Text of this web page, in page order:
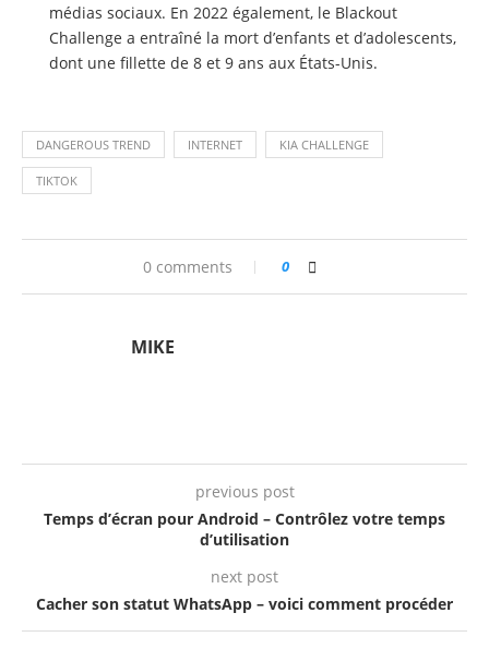
médias sociaux. En 2022 également, le Blackout
Challenge a entraîné la mort d’enfants et d’adolescents,
dont une fillette de 8 et 9 ans aux États-Unis.
DANGEROUS TREND INTERNET KIA CHALLENGE
TIKTOK
0 comments 0
MIKE
previous post
Temps d’écran pour Android – Contrôlez votre temps
d’utilisation
next post
Cacher son statut WhatsApp – voici comment procéder